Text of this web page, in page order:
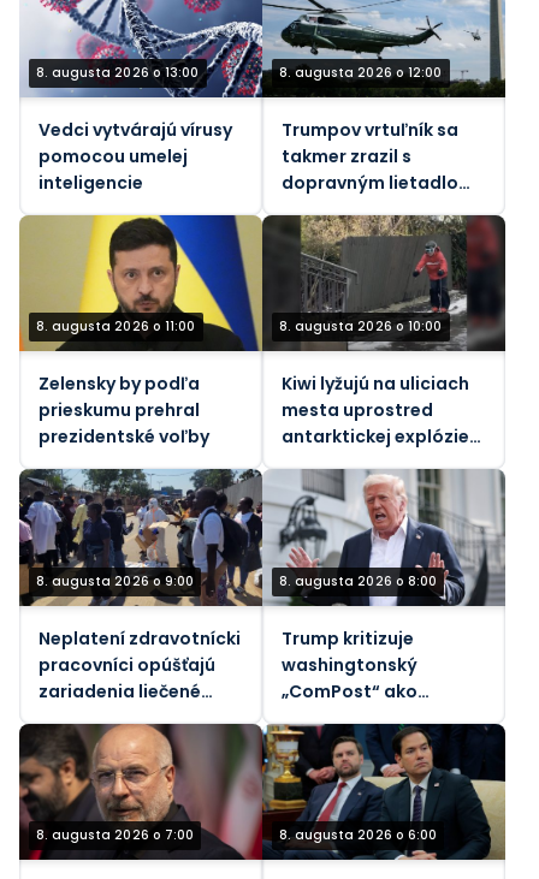
8. augusta 2026 o 13:00
Vedci vytvárajú vírusy
pomocou umelej
inteligencie
8. augusta 2026 o 12:00
Trumpov vrtuľník sa
takmer zrazil s
dopravným lietadlom,
8. augusta 2026 o 11:00
Zelensky by podľa
prieskumu prehral
prezidentské voľby
8. augusta 2026 o 10:00
Kiwi lyžujú na uliciach
mesta uprostred
antarktickej explózie
(VIDEO)
8. augusta 2026 o 9:00
Neplatení zdravotnícki
pracovníci opúšťajú
zariadenia liečené
demokratickej
republike
8. augusta 2026 o 8:00
Trump kritizuje
washingtonský
„ComPost“ ako
8. augusta 2026 o 7:00 8. augusta 2026 o 6:00